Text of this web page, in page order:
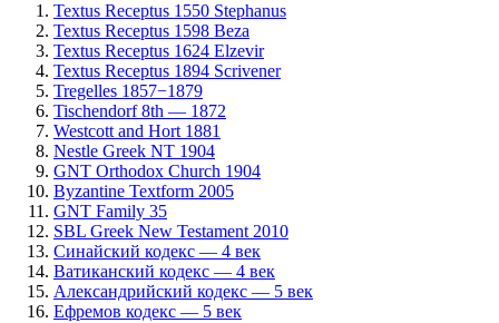
Textus Receptus 1550 Stephanus
Textus Receptus 1598 Beza
Textus Receptus 1624 Elzevir
Textus Receptus 1894 Scrivener
Tregelles 1857−1879
Tischendorf 8th — 1872
Westcott and Hort 1881
Nestle Greek NT 1904
GNT Orthodox Church 1904
Byzantine Textform 2005
GNT Family 35
SBL Greek New Testament 2010
Синайский кодекс — 4 век
Ватиканский кодекс — 4 век
Александрийский кодекс — 5 век
Ефремов кодекс — 5 век